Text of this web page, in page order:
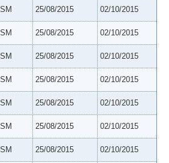
25/08/2015 02/10/2015
25/08/2015 02/10/2015
25/08/2015 02/10/2015
25/08/2015 02/10/2015
25/08/2015 02/10/2015
25/08/2015 02/10/2015
25/08/2015 02/10/2015